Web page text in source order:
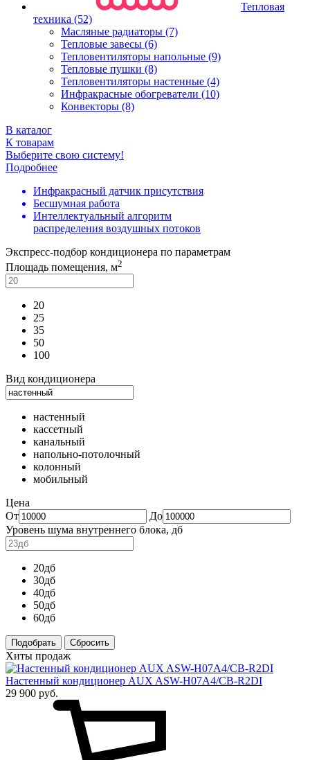
Тепловая
техника (52)
Масляные радиаторы (7)
Тепловые завесы (6)
Тепловентиляторы напольные (9)
Тепловые пушки (8)
Тепловентиляторы настенные (4)
Инфракрасные обогреватели (10)
Конвекторы (8)
В каталог
К товарам
Выберите свою систему!
Подробнее
Инфракрасный датчик присутствия
Бесшумная работа
Интеллектуальный алгоритм
распределения воздушных потоков
Экспресс-подбор кондиционера по параметрам
Площадь помещения, м2
20
25
35
50
100
Вид кондиционера
настенный
кассетный
канальный
напольно-потолочный
колонный
мобильный
Цена
От
До
Уровень шума внутреннего блока, дб
20дб
30дб
40дб
50дб
60дб
Подобрать
Хиты продаж
Настенный кондиционер AUX ASW-H07A4/CB-R2DI
29 900 руб.